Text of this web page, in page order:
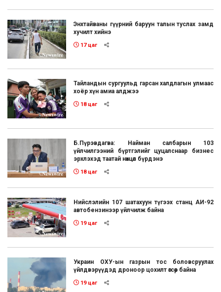
Энхтайваны гүүрний баруун талын туслах замд
хучилт хийнэ
17 цаг
Тайландын сургуульд гарсан халдлагын улмаас
хоёр хүн амиа алджээ
18 цаг
Б.Пүрэвдагва: Найман салбарын 103
үйлчилгээний бүртгэлийг цуцалснаар бизнес
эрхлэхэд таатай нөхцөл бүрдэнэ
18 цаг
Нийслэлийн 107 шатахуун түгээх станц АИ-92
автобензинээр үйлчилж байна
19 цаг
Украин ОХУ-ын газрын тос боловсруулах
үйлдвэрүүдэд дроноор цохилт өгсөөр байна
19 цаг